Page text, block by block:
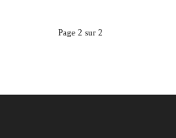
Page 2 sur 2